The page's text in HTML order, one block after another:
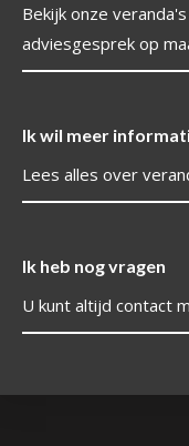
Bekijk onze
adviesgesprek op
Ik wil meer
Lees alles over
Ik heb nog vragen
U kunt altijd contact